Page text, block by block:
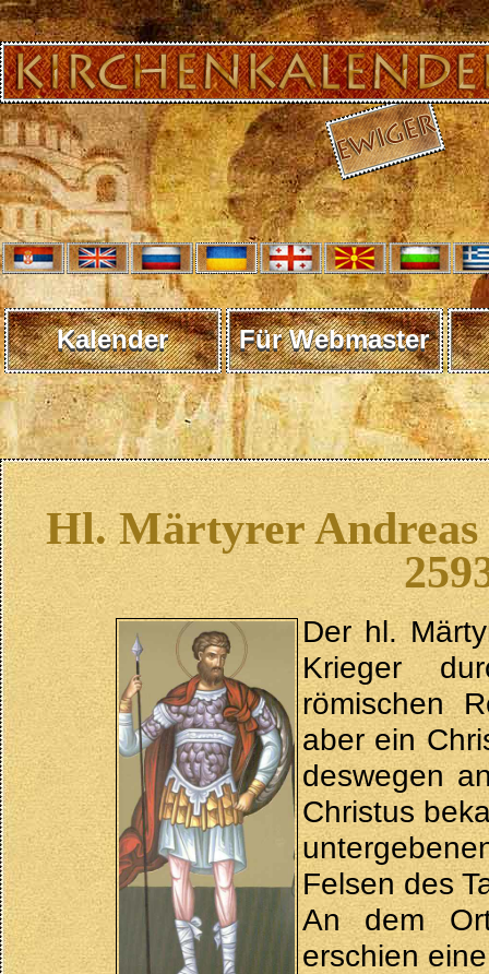
Kalender Für Webmaster
Hl. Märtyrer
Der hl.
Krieger
römischen
aber ein
deswegen
Christus
Felsen des
An dem
erschien